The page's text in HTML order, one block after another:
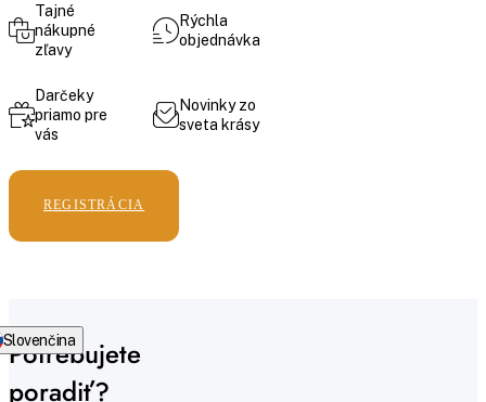
Tajné
nákupné
zľavy
Rýchla
objednávka
Darčeky
priamo pre
vás
Novinky zo
sveta krásy
REGISTRÁCIA
Potrebujete
poradiť?
Slovenčina